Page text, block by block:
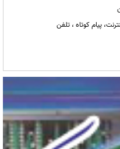
پیام کوتاه ، تلفن